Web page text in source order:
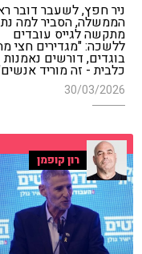
ניר חפץ, לשעבר דובר
הממשלה, הסביר למה
מתקשה לגייס עובדים
ללשכה: "מגדירים חצי
בוגדים, דורשים נאמנות
כלבית - זה מוריד
30/03/2026
רון קופמן